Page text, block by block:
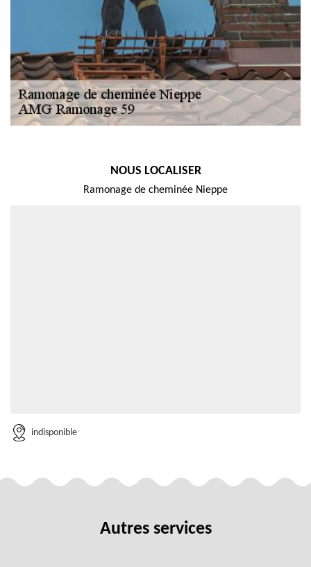
NOUS LOCALISER
Ramonage de cheminée Nieppe
indisponible
Autres services